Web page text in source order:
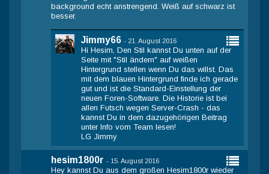
background echt anstrengend. Weiß auf schwarz ist
besser.
Jimmy66 - 21. August 2016
Hi Hesim, Den Stil kannst Du unten auf der
Seite mit "Stil ändern" auf weißen
Hintergrund stellen wenn Du das willst. Das
mit dem blauen Hintergrund finde ich gerade
gut und ist die Standard-Einstellung der
neuen Foren-Software. Die Historie ist bei
allen Futsch wegen Server-Crash - das
kannst Du in dem dazugehörigen Beitrag
unter Info vom Team lesen!
LG Jimmy
hesim1800r - 15. August 2016
Hey kannst Du aus dem großen Hesim1800r wieder